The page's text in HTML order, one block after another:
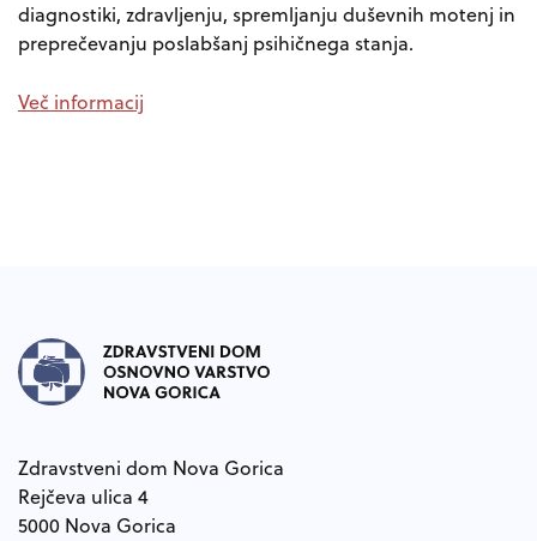
diagnostiki, zdravljenju, spremljanju duševnih motenj in
preprečevanju poslabšanj psihičnega stanja.
Več informacij
Zdravstveni dom Nova Gorica
Rejčeva ulica 4
5000 Nova Gorica